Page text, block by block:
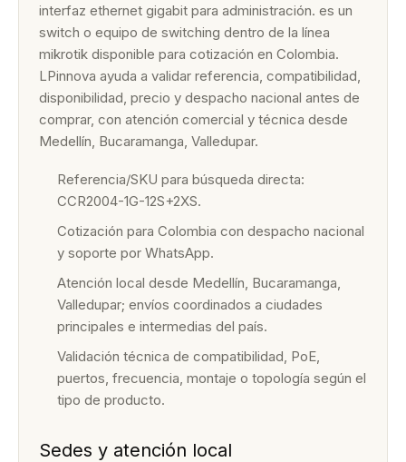
interfaz ethernet gigabit para administración. es un
switch o equipo de switching dentro de la línea
mikrotik disponible para cotización en Colombia.
LPinnova ayuda a validar referencia, compatibilidad,
disponibilidad, precio y despacho nacional antes de
comprar, con atención comercial y técnica desde
Medellín, Bucaramanga, Valledupar.
Referencia/SKU para búsqueda directa:
CCR2004-1G-12S+2XS.
Cotización para Colombia con despacho nacional
y soporte por WhatsApp.
Atención local desde Medellín, Bucaramanga,
Valledupar; envíos coordinados a ciudades
principales e intermedias del país.
Validación técnica de compatibilidad, PoE,
puertos, frecuencia, montaje o topología según el
tipo de producto.
Sedes y atención local